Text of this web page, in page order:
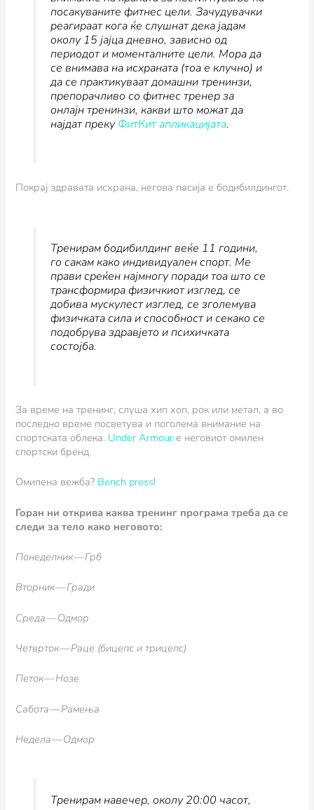
посакуваните фитнес цели. Зачудувачки
реагираат кога ќе слушнат дека јадам
околу 15 јајца дневно, зависно од
периодот и моменталните цели. Мора да
се внимава на исхраната (тоа е клучно) и
да се практикуваат домашни тренинзи,
препорачливо со фитнес тренер за
онлајн тренинзи, какви што можат да
најдат прекуФитКит апликацијата.
Покрај здравата исхрана, негова пасија е бодибилдингот.
Тренирам бодибилдинг веќе 11 години,
го сакам како индивидуален спорт. Ме
прави среќен најмногу поради тоа што се
трансформира физичкиот изглед, се
добива мускулест изглед, се зголемува
физичката сила и способност и секако се
подобрува здравјето и психичката
состојба.
За време на тренинг, слуша хип хоп, рок или метал, а во
последно време посветува и поголема внимание на
спортската облека. Under Armour е неговиот омилен
спортски бренд.
Омилена вежба? Bench press!
Горан ни открива каква тренинг програма треба да се
следи за тело како неговото:
Понеделник — Грб
Вторник — Гради
Среда — Одмор
Четврток — Раце (бицепс и трицепс)
Петок — Нозе
Сабота — Рамења
Недела — Одмор
Тренирам навечер, околу 20:00 часот,